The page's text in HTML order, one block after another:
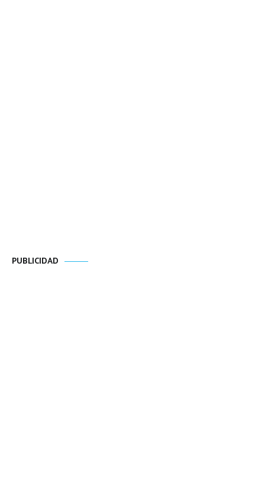
PUBLICIDAD